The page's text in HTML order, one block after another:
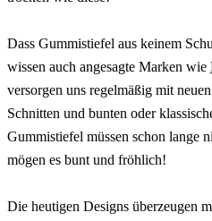
Dass Gummistiefel aus keinem
wissen auch angesagte Marken wie
versorgen uns regelmäßig mit
Schnitten und bunten oder
Gummistiefel müssen schon lange
mögen es bunt und fröhlich!
Die heutigen Designs überzeugen